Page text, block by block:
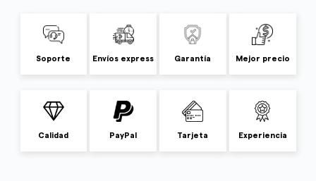
Soporte Envíos express Garantía Mejor precio
Calidad PayPal Tarjeta Experiencia